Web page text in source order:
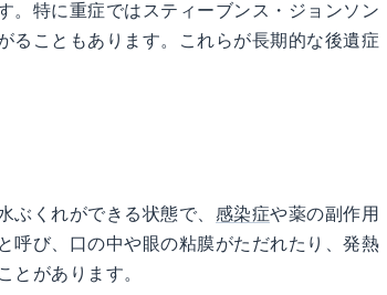
。特に重症ではスティーブンス・ジョンソン
ることもあります。これらが長期的な後遺症
ぶくれができる状態で、 感染症や薬の副作用
と呼び、口の中や眼の粘膜がただれたり、発熱
とがあります。